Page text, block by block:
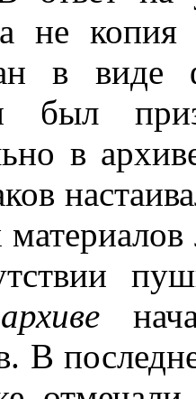
а не
в виде
был
в
В